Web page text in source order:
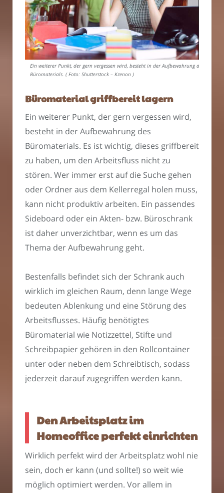
Ein weiterer Punkt, der gern vergessen wird, besteht in der Aufbewahrung des
Büromaterials. ( Foto: Shutterstock – Kzenon )
Büromaterial griffbereit lagern
Ein weiterer Punkt, der gern vergessen wird,
besteht in der Aufbewahrung des
Büromaterials. Es ist wichtig, dieses griffbereit
zu haben, um den Arbeitsfluss nicht zu
stören. Wer immer erst auf die Suche gehen
oder Ordner aus dem Kellerregal holen muss,
kann nicht produktiv arbeiten. Ein passendes
Sideboard oder ein Akten- bzw. Büroschrank
ist daher unverzichtbar, wenn es um das
Thema der Aufbewahrung geht.
Bestenfalls befindet sich der Schrank auch
wirklich im gleichen Raum, denn lange Wege
bedeuten Ablenkung und eine Störung des
Arbeitsflusses. Häufig benötigtes
Büromaterial wie Notizzettel, Stifte und
Schreibpapier gehören in den Rollcontainer
unter oder neben dem Schreibtisch, sodass
jederzeit darauf zugegriffen werden kann.
Den Arbeitsplatz im
Homeoffice perfekt einrichten
Wirklich perfekt wird der Arbeitsplatz wohl nie
sein, doch er kann (und sollte!) so weit wie
möglich optimiert werden. Vor allem in